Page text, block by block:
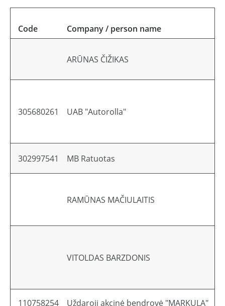
Code Company / person name
ARŪNAS ČIŽIKAS
305680261 UAB "Autorolla"
302997541 MB Ratuotas
RAMŪNAS MAČIULAITIS
VITOLDAS BARZDONIS
110758254 Uždaroji akcinė bendrovė "MARKULA"